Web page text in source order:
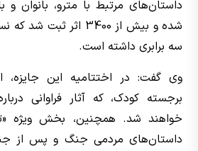
داستان‌های مرتبط با مترو، بانوان و
شده و بیش از 3400 اثر
سه برابری داشته است.
وی گفت: در اختتامیه این جایزه،
برجسته کودک، که آثار فراوانی
خواهند شد. همچنین، بخش ویژه